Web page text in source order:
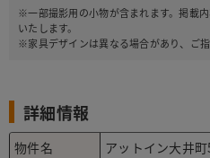
※一部撮影用の小物が含まれます。掲載
いたします。
※家具デザインは異なる場合があり、ご指
詳細情報
物件名 アットイン大井町